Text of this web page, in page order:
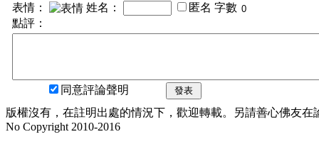
表情： 姓名： 匿名 字數
點評：
同意評論聲明 發表
版權沒有，在註明出處的情況下，歡迎轉載。另請善心佛友
No Copyright 2010-2016